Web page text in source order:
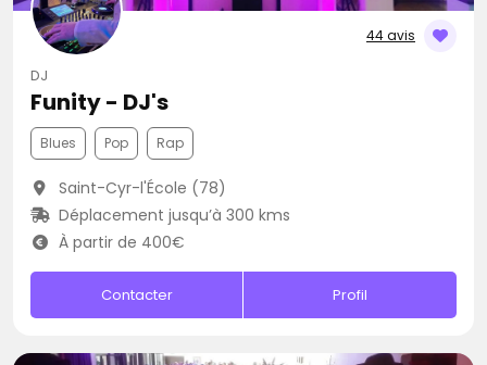
44 avis
DJ
Funity - DJ's
Blues Pop Rap
Saint-Cyr-l'École (78)
Déplacement jusqu’à 300 kms
À partir de 400€
Contacter Profil